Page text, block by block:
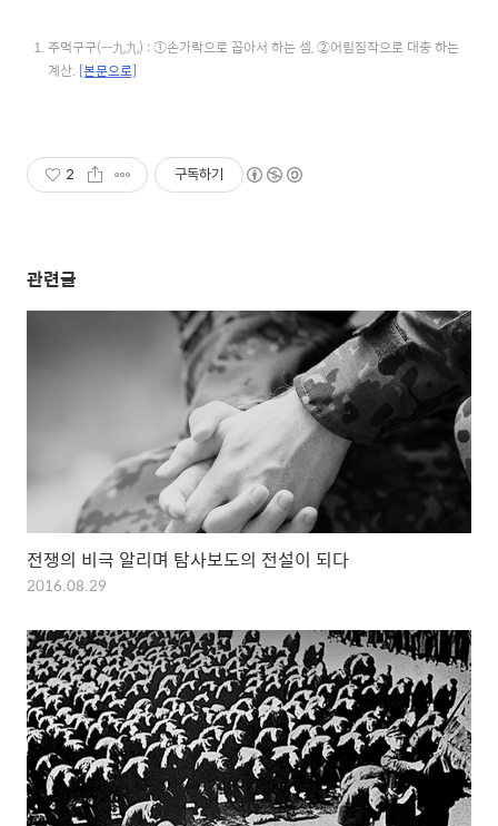
주먹구구(--九九) : ①손가락으로 꼽아서 하는 셈, ②어림짐작으로 대충 하는
계산. [본문으로]
2 구독하기
관련글
전쟁의 비극 알리며 탐사보도의 전설이 되다
2016.08.29